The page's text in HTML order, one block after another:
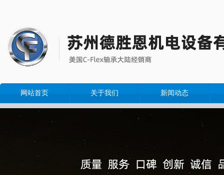
网站首页 关于我们 新闻动态